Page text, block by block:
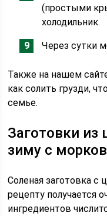
(простыми
холодильник.
Через сутки
Также на нашем
как солить грузди,
семье.
Заготовки из
зиму с
Соленая заготовка с
рецепту получается
ингредиентов